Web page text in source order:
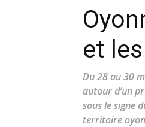
et
Du 28 au 30
autour d’un
sous le signe
territoire